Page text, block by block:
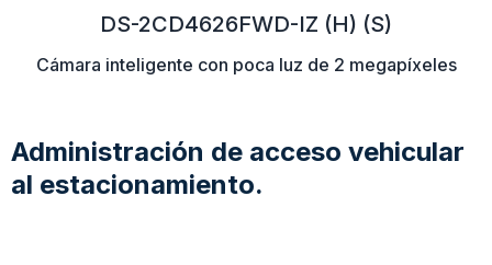
DS-2CD4626FWD-IZ (H) (S)
Cámara inteligente con poca luz de 2 megapíxeles
Administración de acceso vehicular
al estacionamiento.